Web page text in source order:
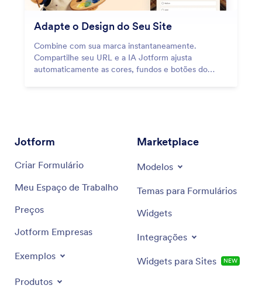
Adapte o Design do Seu Site
Combine com sua marca instantaneamente.
Compartilhe seu URL e a IA Jotform ajusta
automaticamente as cores, fundos e botões do
Jotform
Criar Formulário
Meu Espaço de Trabalho
Preços
Jotform Empresas
Exemplos
Produtos
Marketplace
Modelos
Temas para Formulários
Widgets
Integrações
Widgets para Sites NEW